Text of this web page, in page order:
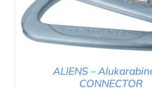
AUSFÜHRUNG WÄHLEN /
ALIENS –
CONNECTOR